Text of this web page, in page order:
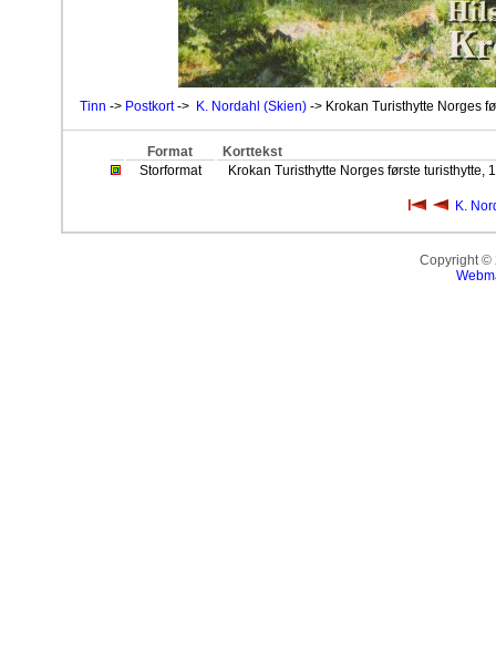
Tinn -> Postkort-> K. Nordahl (Skien) -> Krokan Turisthytte Norges
Format
Korttekst
Storformat
Krokan Turisthytte Norges første turisthytte,
K.
Copyright ©